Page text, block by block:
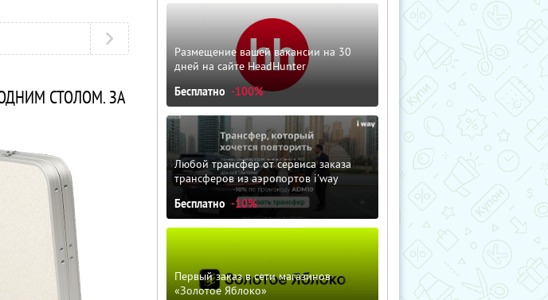
СТОЛОМ. ЗА
Размещение вашей вакансии на 30
дней на сайте HeadHunter
Бесплатно -100%
Любой трансфер от сервиса заказа
трансферов из аэропортов i'way
Бесплатно -10%
Первый заказ в сети магазинов
«Золотое Яблоко»